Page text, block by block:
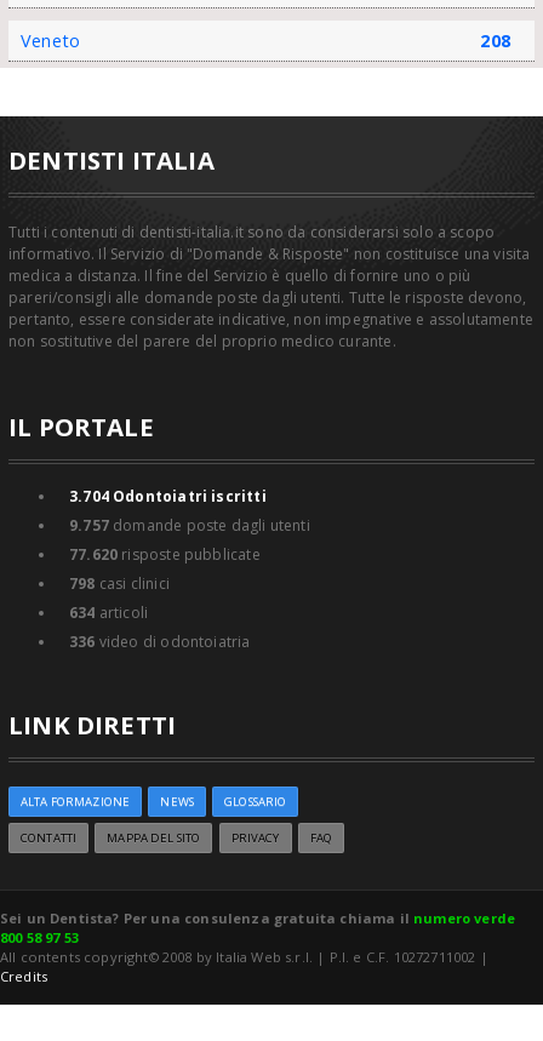
Veneto 208
DENTISTI ITALIA
Tutti i contenuti di dentisti-italia.it sono da considerarsi solo a scopo
informativo. Il Servizio di "Domande & Risposte" non costituisce una visita
medica a distanza. Il fine del Servizio è quello di fornire uno o più
pareri/consigli alle domande poste dagli utenti. Tutte le risposte devono,
pertanto, essere considerate indicative, non impegnative e assolutamente
non sostitutive del parere del proprio medico curante.
IL PORTALE
3.704Odontoiatri iscritti
9.757domande poste dagli utenti
77.620 risposte pubblicate
798 casi clinici
634 articoli
336 video di odontoiatria
LINK DIRETTI
ALTA FORMAZIONE NEWS GLOSSARIO
CONTATTI MAPPA DEL SITO PRIVACY FAQ
Sei un Dentista? Per una consulenza gratuita chiama il numero verde
800 58 97 53
All contents copyright© 2008 by Italia Web s.r.l. | P.I. e C.F. 10272711002 |
Credits